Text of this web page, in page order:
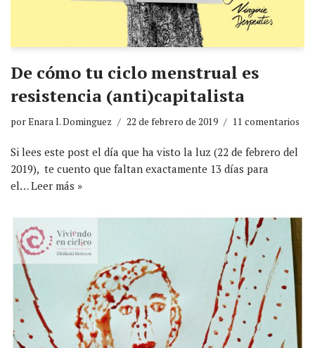
De cómo tu ciclo menstrual es
resistencia (anti)capitalista
porEnara I. Dominguez 22 de febrero de 2019 11 comentarios
Si lees este post el día que ha visto la luz (22 de febrero del
2019), te cuento que faltan exactamente 13 días para
el…Leer más »